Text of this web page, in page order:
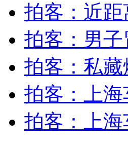
女孩北京地铁殴打老人 痛下
无痛分娩是否安全 医生回应
外交部：反对强权政治霸凌
外交部：有关国家言论片面不
拍客：近
拍客：男
拍客：私
拍客：上
拍客：上